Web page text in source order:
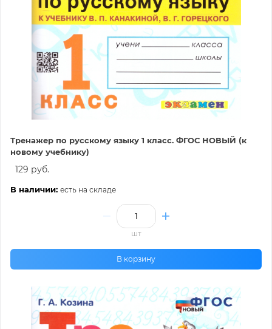
Тренажер по русскому языку 1 класс. ФГОС НОВЫЙ (к
новому учебнику)
129 руб.
В наличии: есть на складе
шт
В корзину